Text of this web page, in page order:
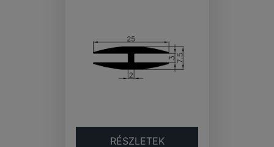
RÉSZLETEK